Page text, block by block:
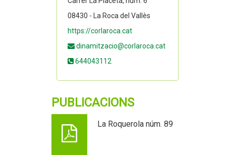
08430 - La Roca del Vallès
https://corlaroca.cat
dinamitzacio@corlaroca.cat
644043112
PUBLICACIONS
La Roquerola núm. 89